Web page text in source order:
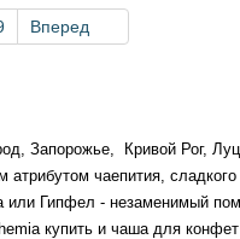
Запорожье, Кривой Рог,
чаепития,
или Гипфел - незаменимый
купить и чаша для
Вперед